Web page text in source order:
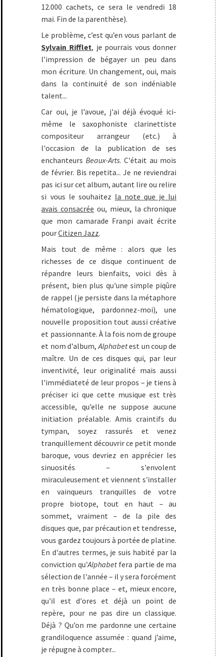
12.000 cachets, ce sera le vendredi 18
mai. Fin de la parenthèse).
Le problème, c’est qu’en vous parlant de
Sylvain Rifflet, je pourrais vous donner
l’impression de bégayer un peu dans
mon écriture. Un changement, oui, mais
dans la continuité de son indéniable
talent...
Car oui, je l’avoue, j'ai déjà évoqué ici-
même le saxophoniste clarinettiste
compositeur arrangeur (etc.) à
l'occasion de la publication de ses
enchanteursBeaux-Arts. C'était au mois
de février. Bis repetita... Je ne reviendrai
pas ici sur cet album, autant lire ou relire
si vous le souhaitez la note que je lui
avais consacrée ou, mieux, la chronique
que mon camarade Franpi avait écrite
pourCitizen Jazz.
Mais tout de même : alors que les
richesses de ce disque continuent de
répandre leurs bienfaits, voici dès à
présent, bien plus qu'une simple piqûre
de rappel (je persiste dans la métaphore
hématologique, pardonnez-moi), une
nouvelle proposition tout aussi créative
et passionnante. À la fois nom de groupe
et nom d'album,Alphabetest un coup de
maître. Un de ces disques qui, par leur
inventivité, leur originalité mais aussi
l'immédiateté de leur propos – je tiens à
préciser ici que cette musique est très
accessible, qu’elle ne suppose aucune
initiation préalable. Amis craintifs du
tympan, soyez rassurés et venez
tranquillement découvrir ce petit monde
baroque, vous devriez en apprécier les
sinuosités – s'envolent
miraculeusement et viennent s'installer
en vainqueurs tranquilles de votre
propre biotope, tout en haut – au
sommet, vraiment – de la pile des
disques que, par précaution et tendresse,
vous gardez toujours à portée de platine.
En d'autres termes, je suis habité par la
conviction qu'Alphabetfera partie de ma
sélection de l'année – il y sera forcément
en très bonne place – et, mieux encore,
qu'il est d'ores et déjà un point de
repère, pour ne pas dire un classique.
Déjà ? Qu’on me pardonne une certaine
grandiloquence assumée : quand j’aime,
je répugne à compter...